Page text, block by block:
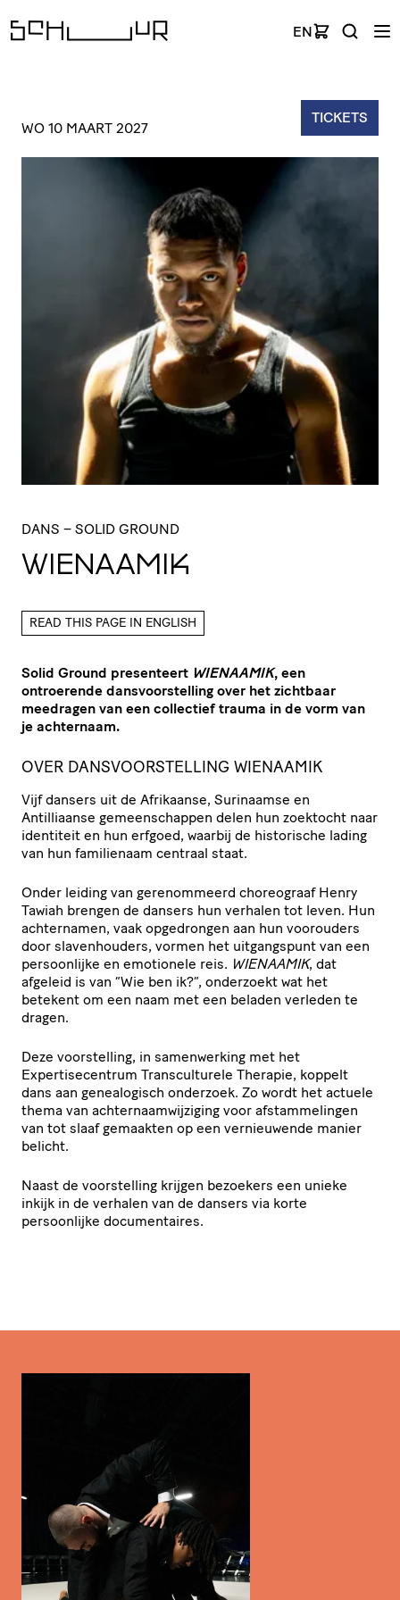
EN
TICKETS
WO 10 MAART 2027
DANS – SOLID GROUND
WIENAAMIK
READ THIS PAGE IN ENGLISH
Solid Ground presenteert WIENAAMIK, een
ontroerende dansvoorstelling over het zichtbaar
meedragen van een collectief trauma in de vorm van
je achternaam.
OVER DANSVOORSTELLING WIENAAMIK
Vijf dansers uit de Afrikaanse, Surinaamse en
Antilliaanse gemeenschappen delen hun zoektocht naar
identiteit en hun erfgoed, waarbij de historische lading
van hun familienaam centraal staat.
Onder leiding van gerenommeerd choreograaf Henry
Tawiah brengen de dansers hun verhalen tot leven. Hun
achternamen, vaak opgedrongen aan hun voorouders
door slavenhouders, vormen het uitgangspunt van een
persoonlijke en emotionele reis. WIENAAMIK, dat
afgeleid is van “Wie ben ik?”, onderzoekt wat het
betekent om een naam met een beladen verleden te
dragen.
Deze voorstelling, in samenwerking met het
Expertisecentrum Transculturele Therapie, koppelt
dans aan genealogisch onderzoek. Zo wordt het actuele
thema van achternaamwijziging voor afstammelingen
van tot slaaf gemaakten op een vernieuwende manier
belicht.
Naast de voorstelling krijgen bezoekers een unieke
inkijk in de verhalen van de dansers via korte
persoonlijke documentaires.